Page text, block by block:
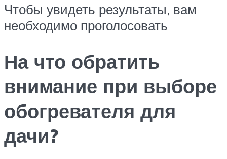
Чтобы увидеть результаты, вам
необходимо проголосовать
На что обратить
внимание при выборе
обогревателя для
дачи?